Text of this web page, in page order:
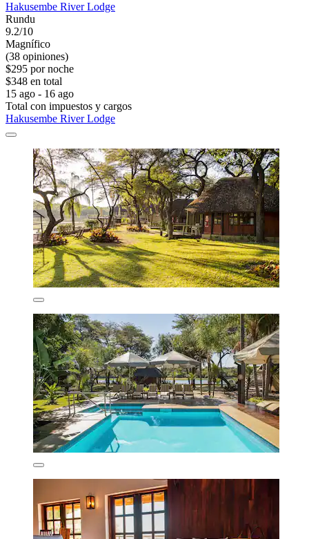
Hakusembe River Lodge
Rundu
9.2/10
Magnífico
(38 opiniones)
$295 por noche
$348 en total
15 ago - 16 ago
Total con impuestos y cargos
Hakusembe River Lodge